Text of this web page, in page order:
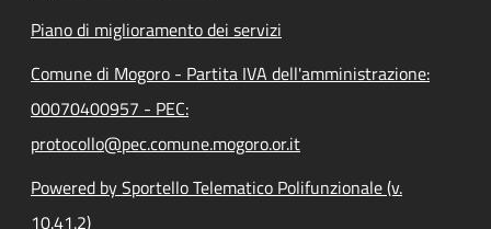
Piano di miglioramento dei servizi
Comune di Mogoro - Partita IVA dell'amministrazione:
00070400957 - PEC:
protocollo@pec.comune.mogoro.or.it
Powered by Sportello Telematico Polifunzionale (v.
10.41.2)